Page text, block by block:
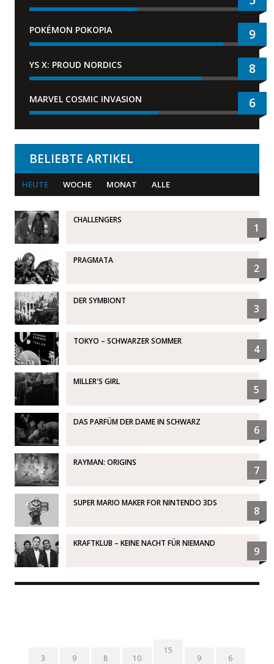
POKÉMON POKOPIA 9
YS X: PROUD NORDICS 8
MARVEL COSMIC INVASION 6
BELIEBTE ARTIKEL
HEUTE WOCHE MONAT ALLE
CHALLENGERS
1
PRAGMATA
2
DER SYMBIONT
3
TOKYO – SCHWARZER SOMMER
4
MILLER'S GIRL
5
DAS PARFÜM DER DAME IN SCHWARZ
6
RAYMAN: ORIGINS
7
SUPER MARIO MAKER FOR NINTENDO 3DS
8
KRAFTKLUB – KEINE NACHT FÜR NIEMAND
9
3
9
8
10
15
9
6